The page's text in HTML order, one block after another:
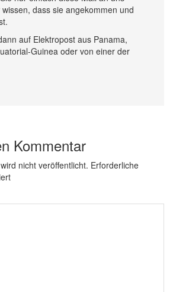
dass sie angekommen und
auf Elektropost aus Panama,
Guinea oder von einer der
Kommentar
nicht veröffentlicht. Erforderliche